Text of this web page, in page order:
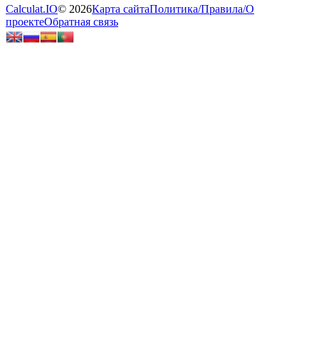
Calculat.IO© 2026Карта сайтаПолитика/Правила/О
проектеОбратная связь